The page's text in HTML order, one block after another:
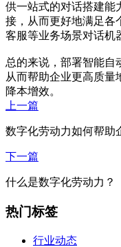
供一站式的对话搭建能
接，从而更好地满足各
客服等业务场景对话机
总的来说，部署智能自
从而帮助企业更高质量
降本增效。
上一篇
数字化劳动力如何帮助
下一篇
什么是数字化劳动力？
热门标签
行业动态